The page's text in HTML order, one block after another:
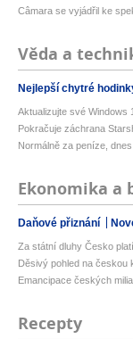
Câmara se vyjádřil ke
Věda a
Nejlepší chytré
Aktualizujte své Windows
Pokračuje záchrana
Normálně za peníze,
Ekonomika a
Daňové přiznání
Za státní dluhy Česko
Děsivý pohled na českou
Emancipace českých
Recepty